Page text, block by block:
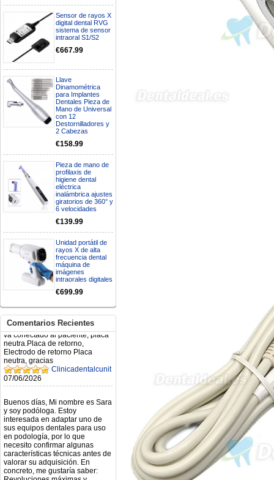
Sensor de rayos X
digital dental RVG
sistema de sensor
intraoral S1/S2
€667.99
Llave
Dinamométrica
para Implantes
Dentales Pieza de
Mano de Universal
con 12
Destornilladores y
2 Cabezas
€158.99
Pieza de mano de
profilaxis de
higiene dental
eléctrica
inalámbrica ajustes
giratorios de 360° y
6 velocidades
€139.99
Unidad portátil de
rayos X de alta
frecuencia dental
máquina de
imágenes
intraorales digitales
€699.99
Comentarios Recientes
Boa noite gostaria de saber se
seria possível entrega em
Portugal e quanto tempo no
máximo demoraria pra a morada
av Francisco Sá Carneiro n40
5430-423 Valpacos do seguinte
produto - Motor eléctrico dental
inalámbrico IPR pieza de mano
ortodoncia y pulido 2 en 1.
Rita
29/07/2026
Mi formulario de pedido: S /
N.2026060712980804 ,
RECIBIRE MI PEDIDO,
GRACIAS
clinicadentalcunit
11/06/2026
Hola buenos días respecto al
Artículo. DDE0032580
tiene una "toma a tierra" lo que
va conectado al paciente, placa
neutra.Placa de retorno,
Electrodo de retorno Placa
neutra, gracias
Clinicadentalcunit
07/06/2026
y soy podóloga. Estoy
interesada en adaptar uno de
sus equipos dentales para uso
en podología, por lo que
necesito confirmar algunas
características técnicas antes de
valorar su adquisición. En
concreto, me gustaría saber:
Revoluciones máximas y
mínimas del micromotor. Si el